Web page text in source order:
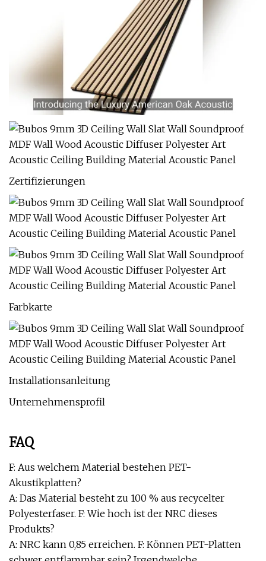
Zertifizierungen
Farbkarte
Installationsanleitung
Unternehmensprofil
FAQ
F: Aus welchem ​​Material bestehen PET-
Akustikplatten?
A: Das Material besteht zu 100 % aus recycelter
Polyesterfaser. F: Wie hoch ist der NRC dieses
Produkts?
A: NRC kann 0,85 erreichen. F: Können PET-Platten